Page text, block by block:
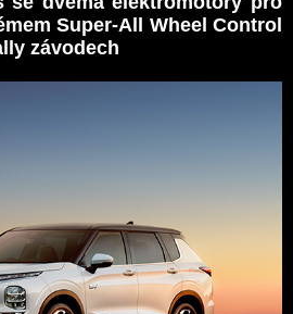
Super-All Wheel Control
závodech